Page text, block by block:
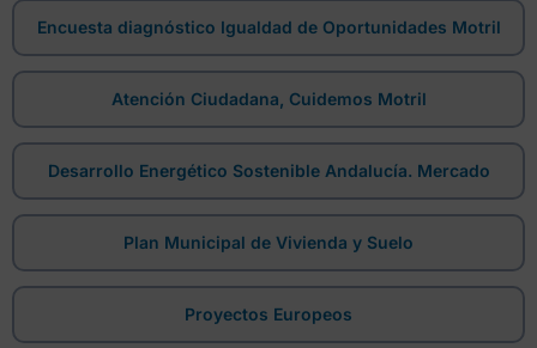
Encuesta diagnóstico Igualdad de Oportunidades Motril
Atención Ciudadana, Cuidemos Motril
Desarrollo Energético Sostenible Andalucía. Mercado
Plan Municipal de Vivienda y Suelo
Proyectos Europeos